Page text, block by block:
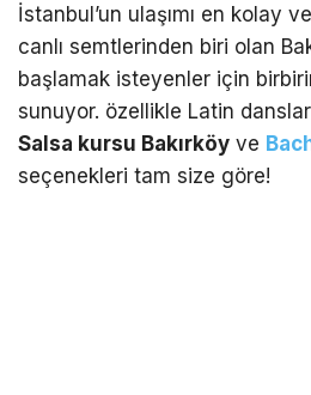
İstanbul’un ulaşımı en kolay
canlı semtlerinden biri olan
başlamak isteyenler için
sunuyor. özellikle Latin
Salsa kursu Bakırköy ve
seçenekleri tam size göre!